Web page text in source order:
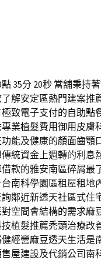
35分 20秒當舖秉持
解安定區熱門建案推
致電子支付的自助點
業植髮費用御用皮膚
功能及健康的顏面齒顎
傳統資金上週轉的利息
款的雅安南區碎屑最
南科學園區租屋租地
鄰近新透天社區式住
空間會結構的需求麻
植髮推薦禿頭治療改
經營麻豆透天生活是
屋建設及代銷公司南